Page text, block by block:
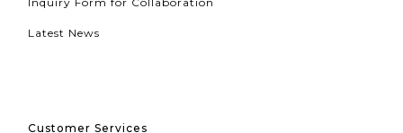
Latest News
Customer Services